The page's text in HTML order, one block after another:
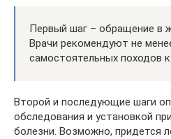
Первый шаг – обращение в
Врачи рекомендуют не
самостоятельных походов к
Второй и последующие шаги
обследования и установкой
болезни. Возможно, придется